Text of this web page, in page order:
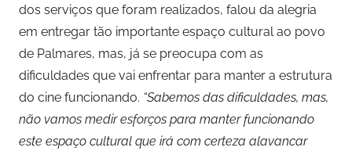
dos serviços que foram realizados, falou da alegria
em entregar tão importante espaço cultural ao povo
de Palmares, mas, já se preocupa com as
dificuldades que vai enfrentar para manter a estrutura
do cine funcionando. “Sabemos das dificuldades, mas,
não vamos medir esforços para manter funcionando
este espaço cultural que irá com certeza alavancar